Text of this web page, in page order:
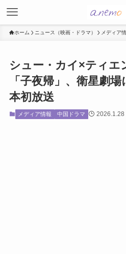
ホーム ニュース（映画・ドラマ） メディア
シュー・カイ×ティエ
「子夜帰」、衛星劇
本初放送
メディア情報 中国ドラマ 2026.1.28